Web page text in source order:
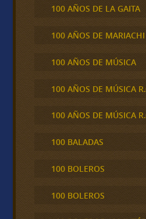
100 AÑOS DE LA GAITA
100 AÑOS DE MARIACHI
100 AÑOS DE MÚSICA
100 AÑOS DE MÚSICA
100 AÑOS DE MÚSICA
100 BALADAS
100 BOLEROS
100 BOLEROS